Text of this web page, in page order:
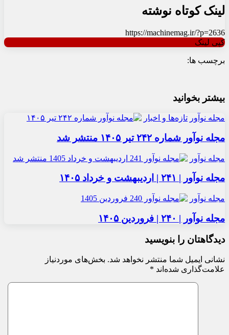
لینک کوتاه نوشته
https://machinemag.ir/?p=2636
کپی لینک
برچسب ها:
بیشتر بخوانید
مجله نوآور تازه‌ها و اخبار
مجله نوآور شماره ۲۴۲ تیر ۱۴۰۵ منتشر شد
مجله نوآور
مجله نوآور | ۲۴۱ | اردیبهشت و خرداد ۱۴۰۵
مجله نوآور
مجله نوآور | ۲۴۰ | فروردین ۱۴۰۵
دیدگاهتان را بنویسید
نشانی ایمیل شما منتشر نخواهد شد. بخش‌های موردنیاز
علامت‌گذاری شده‌اند *